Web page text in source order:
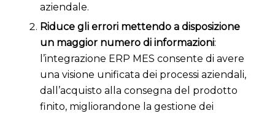
aziendale.
Riduce gli errori mettendo a disposizione
un maggior numero di informazioni:
l’integrazione ERP MES consente di avere
una visione unificata dei processi aziendali,
dall’acquisto alla consegna del prodotto
finito, migliorandone la gestione dei